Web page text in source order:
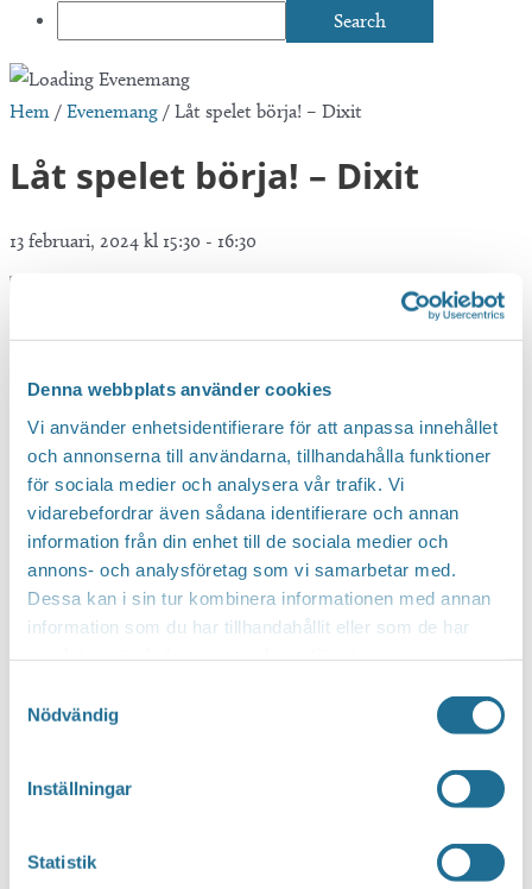
Denna webbplats använder cookies
Vi använder enhetsidentifierare för att anpassa innehållet
och annonserna till användarna, tillhandahålla funktioner
för sociala medier och analysera vår trafik. Vi
vidarebefordrar även sådana identifierare och annan
information från din enhet till de sociala medier och
annons- och analysföretag som vi samarbetar med.
Dessa kan i sin tur kombinera informationen med annan
information som du har tillhandahållit eller som de har
Nödvändig
Inställningar
Statistik
Hem / Evenemang / Låt spelet börja! – Dixit
Låt spelet börja! – Dixit
13 februari, 2024 kl 15:30 - 16:30
Från ca 8 år. En gång i månaden testar vi tillsammans några av
matcha fantastiska bilder med ord. Vem får mest poäng i slutet?